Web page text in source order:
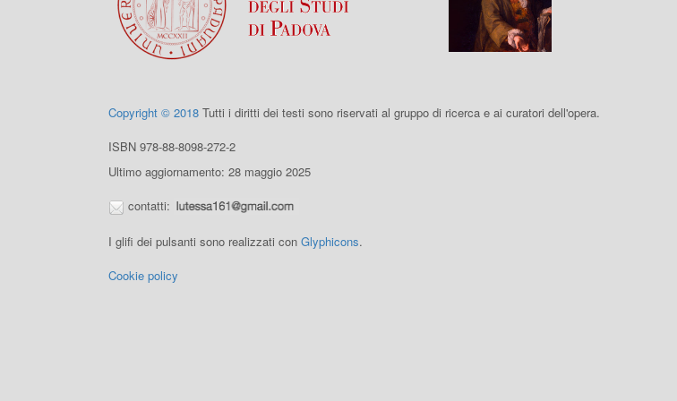
Copyright © 2018 Tutti i diritti dei testi sono riservati al gruppo di ricerca e ai curatori dell'opera.
ISBN 978-88-8098-272-2
Ultimo aggiornamento: 28 maggio 2025
contatti:
I glifi dei pulsanti sono realizzati con Glyphicons.
Cookie policy